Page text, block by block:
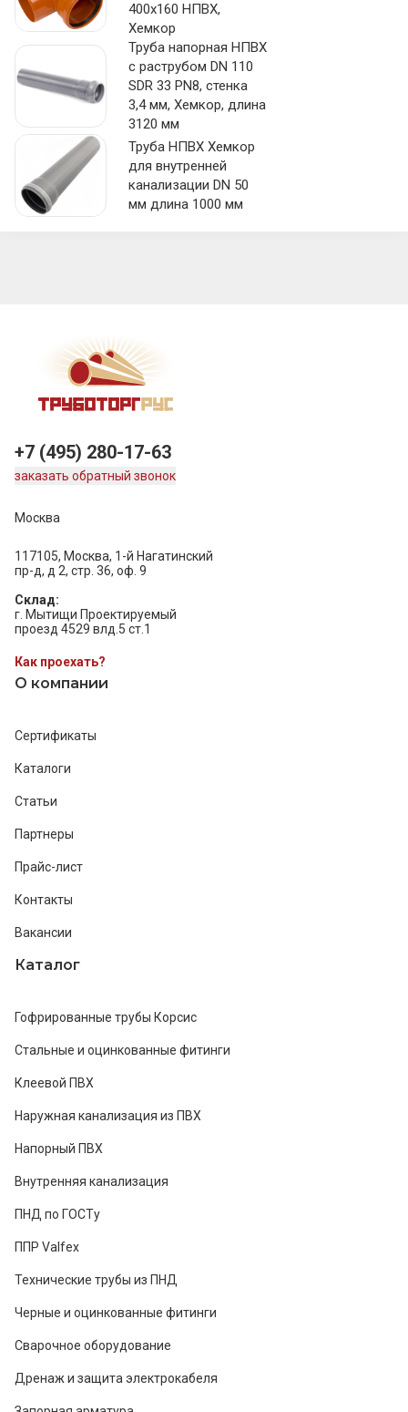
400х160 НПВХ,
Хемкор
Труба напорная НПВХ
с раструбом DN 110
SDR 33 PN8, стенка
3,4 мм, Хемкор, длина
3120 мм
Труба НПВХ Хемкор
для внутренней
канализации DN 50
мм длина 1000 мм
+7 (495) 280-17-63
заказать обратный звонок
Москва
117105, Москва, 1-й Нагатинский
пр-д, д 2, стр. 36, оф. 9
Склад:
г. Мытищи Проектируемый
проезд 4529 влд.5 ст.1
Как проехать?
О компании
Сертификаты
Каталоги
Статьи
Партнеры
Прайс-лист
Контакты
Вакансии
Каталог
Гофрированные трубы Корсис
Стальные и оцинкованные фитинги
Клеевой ПВХ
Наружная канализация из ПВХ
Напорный ПВХ
Внутренняя канализация
ПНД по ГОСТу
ППР Valfex
Технические трубы из ПНД
Черные и оцинкованные фитинги
Сварочное оборудование
Дренаж и защита электрокабеля